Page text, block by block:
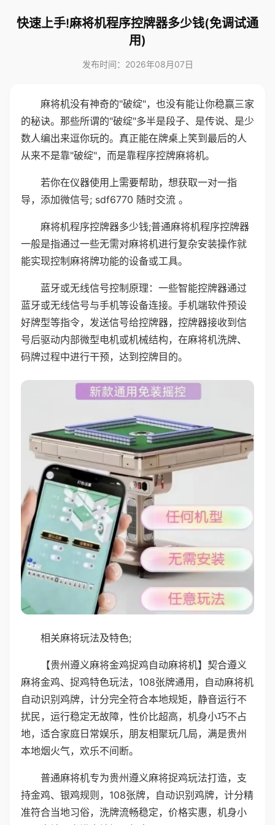
快速上手!麻将机程序控牌器多少钱(免调试通
用)
发布时间：2026年08月07日
麻将机没有神奇的"破绽"，也没有能让你稳赢三家
的秘诀。那些所谓的"破绽"多半是段子、是传说、是少
数人编出来逗你玩的。真正能在牌桌上笑到最后的人
从来不是靠"破绽"，而是靠程序控牌麻将机。
若你在仪器使用上需要帮助，想获取一对一指
导，添加微信号; sdf6770 随时交流 。
麻将机程序控牌器多少钱;普通麻将机程序控牌器
一般是指通过一些无需对麻将机进行复杂安装操作就
能实现控制麻将牌功能的设备或工具。
蓝牙或无线信号控制原理：一些智能控牌器通过
蓝牙或无线信号与手机等设备连接。手机端软件预设
好牌型等指令，发送信号给控牌器，控牌器接收到信
号后驱动内部微型电机或机械结构，在麻将机洗牌、
码牌过程中进行干预，达到控牌目的。
相关麻将玩法及特色;
【贵州遵义麻将金鸡捉鸡自动麻将机】契合遵义
麻将金鸡、捉鸡特色玩法，108张牌通用，自动麻将机
自动识别鸡牌，计分完全符合本地规矩，静音运行不
扰民，运行稳定无故障，性价比超高，机身小巧不占
地，适合家庭日常娱乐，朋友相聚玩几局，满是贵州
本地烟火气，欢乐不间断。
普通麻将机专为贵州遵义麻将捉鸡玩法打造，支
持金鸡、银鸡规则，108张牌，自动识别鸡牌，计分精
准符合当地习俗，洗牌流畅稳定，价格实惠，机身小